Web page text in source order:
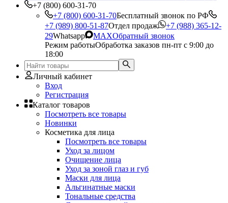
+7 (800) 600-31-70
+7 (800) 600-31-70Бесплатный звонок по РФ
+7 (989) 800-51-87Отдел продаж
+7 (988) 365-12-
29Whatsapp MAXОбратный звонок
Режим работыОбработка заказов пн-пт с 9:00 до
18:00
Личный кабинет
Вход
Регистрация
Каталог товаров
Посмотреть все товары
Новинки
Косметика для лица
Посмотреть все товары
Уход за лицом
Очищение лица
Уход за зоной глаз и губ
Маски для лица
Альгинатные маски
Тональные средства